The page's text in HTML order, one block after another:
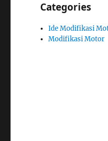
Categories
Ide Modifikasi
Modifikasi Motor